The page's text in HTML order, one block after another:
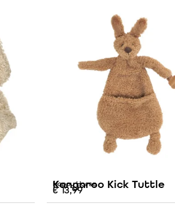
Happy Horse
Kangaroo Kick Tuttle
€13,99